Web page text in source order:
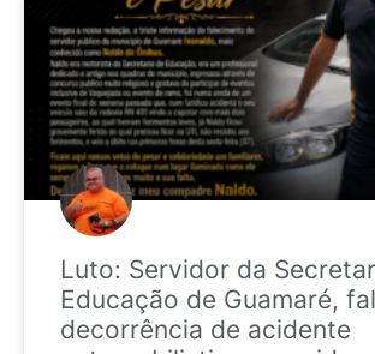
Luto: Servidor da
Educação de Guamaré,
decorrência de acidente